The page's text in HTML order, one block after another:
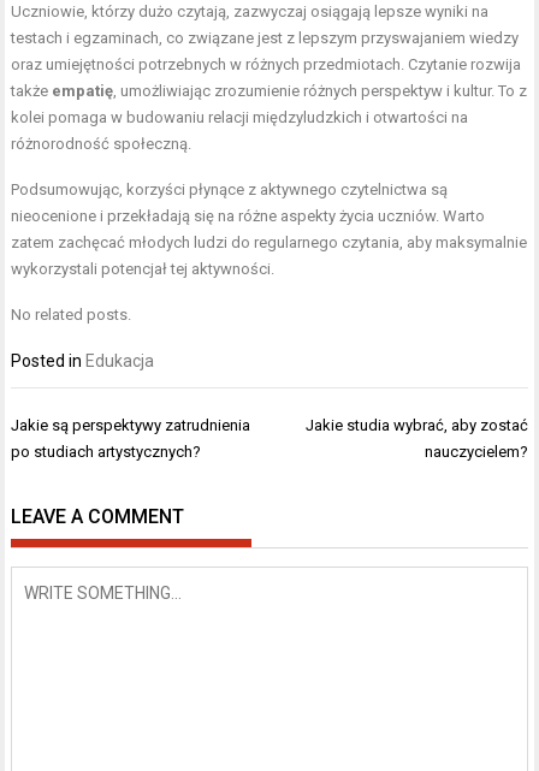
Uczniowie, którzy dużo czytają, zazwyczaj osiągają lepsze wyniki na
testach i egzaminach, co związane jest z lepszym przyswajaniem wiedzy
oraz umiejętności potrzebnych w różnych przedmiotach. Czytanie rozwija
także empatię, umożliwiając zrozumienie różnych perspektyw i kultur. To z
kolei pomaga w budowaniu relacji międzyludzkich i otwartości na
różnorodność społeczną.
Podsumowując, korzyści płynące z aktywnego czytelnictwa są
nieocenione i przekładają się na różne aspekty życia uczniów. Warto
zatem zachęcać młodych ludzi do regularnego czytania, aby maksymalnie
wykorzystali potencjał tej aktywności.
No related posts.
Posted in Edukacja
Nawigacja
wpisu
Jakie są perspektywy zatrudnienia
po studiach artystycznych?
Jakie studia wybrać, aby zostać
nauczycielem?
LEAVE A COMMENT